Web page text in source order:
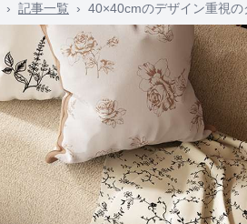
› 記事一覧 › 40×40cmのデザイン重視